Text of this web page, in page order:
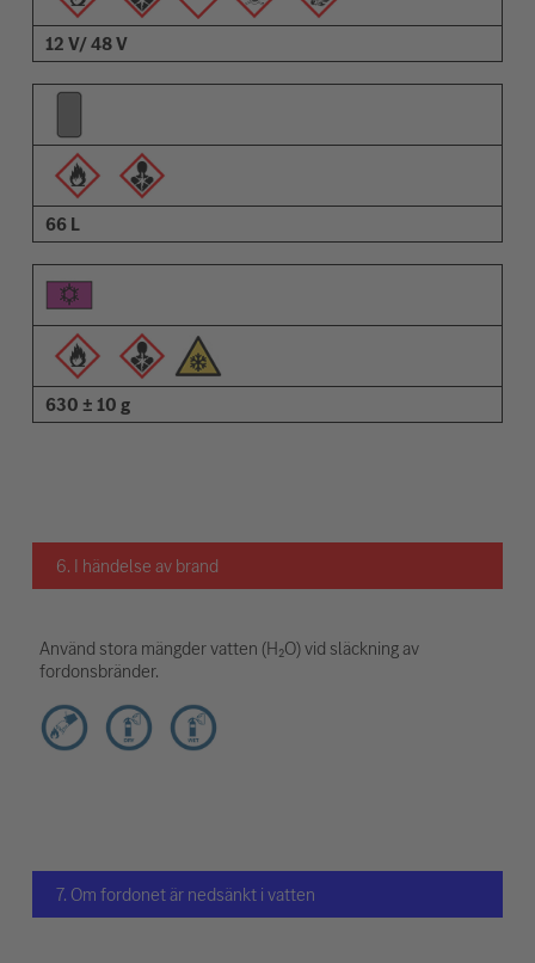
12 V/ 48 V
66 L
630 ± 10 g
6. I händelse av brand
Använd stora mängder vatten (H₂O) vid släckning av
fordonsbränder.
7. Om fordonet är nedsänkt i vatten